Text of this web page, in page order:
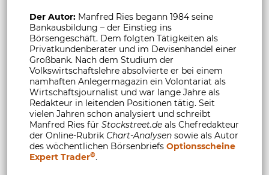
Der Autor: Manfred Ries begann 1984 seine
Bankausbildung – der Einstieg ins
Börsengeschäft. Dem folgten Tätigkeiten als
Privatkundenberater und im Devisenhandel einer
Großbank. Nach dem Studium der
Volkswirtschaftslehre absolvierte er bei einem
namhaften Anlegermagazin ein Volontariat als
Wirtschaftsjournalist und war lange Jahre als
Redakteur in leitenden Positionen tätig. Seit
vielen Jahren schon analysiert und schreibt
Manfred Ries für Stockstreet.de als Chefredakteur
der Online-Rubrik Chart-Analysen sowie als Autor
des wöchentlichen Börsenbriefs Optionsscheine
Expert Trader©.